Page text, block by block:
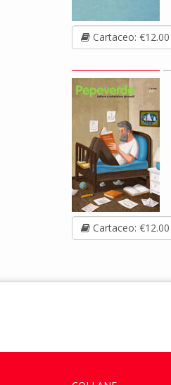
Cartaceo: €12.00
Cartaceo: €12.00